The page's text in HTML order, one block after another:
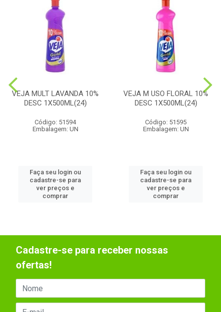
VEJA MULT LAVANDA 10%
DESC 1X500ML(24)
Código: 51594
Embalagem: UN
Faça seu login ou
cadastre-se para
ver preços e
comprar
VEJA M USO FLORAL 10%
DESC 1X500ML(24)
Código: 51595
Embalagem: UN
Faça seu login ou
cadastre-se para
ver preços e
comprar
Cadastre-se para receber nossas
ofertas!